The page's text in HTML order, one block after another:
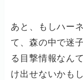
あと、もしハー
て、森の中で迷
る目撃情報なん
け出せないかも